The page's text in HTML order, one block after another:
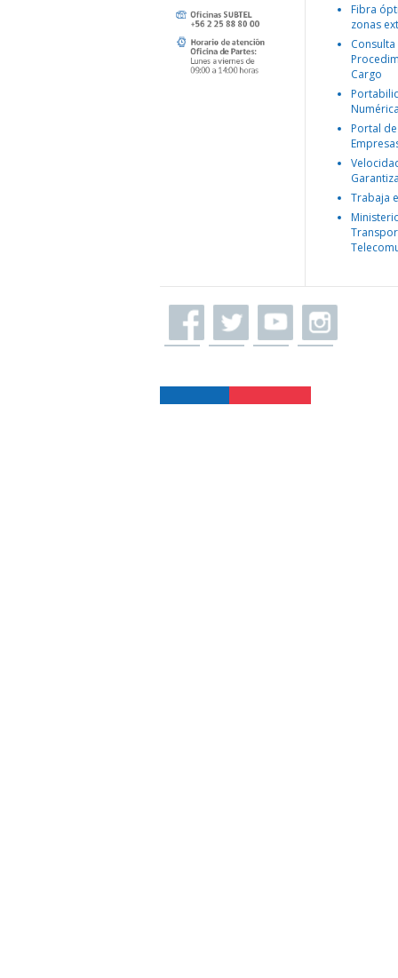
Fibra
zonas
Consulta
Cargo
Portal
Trabaja